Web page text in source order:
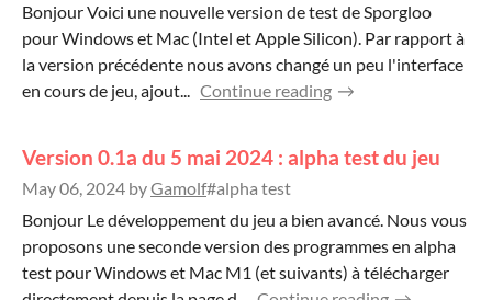
Bonjour Voici une nouvelle version de test de Sporgloo
pour Windows et Mac (Intel et Apple Silicon). Par rapport à
la version précédente nous avons changé un peu l'interface
en cours de jeu, ajout... Continue reading
Version 0.1a du 5 mai 2024 : alpha test du jeu
May 06, 2024 byGamolf#alpha test
Bonjour Le développement du jeu a bien avancé. Nous vous
proposons une seconde version des programmes en alpha
test pour Windows et Mac M1 (et suivants) à télécharger